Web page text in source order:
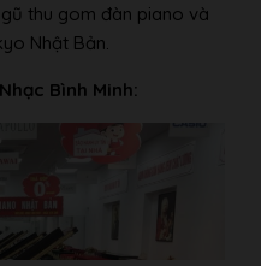
bàn phím Nautral Wood
x 927(H) mm
thu gom đàn piano và
Nhật Bản.
Bình Minh: